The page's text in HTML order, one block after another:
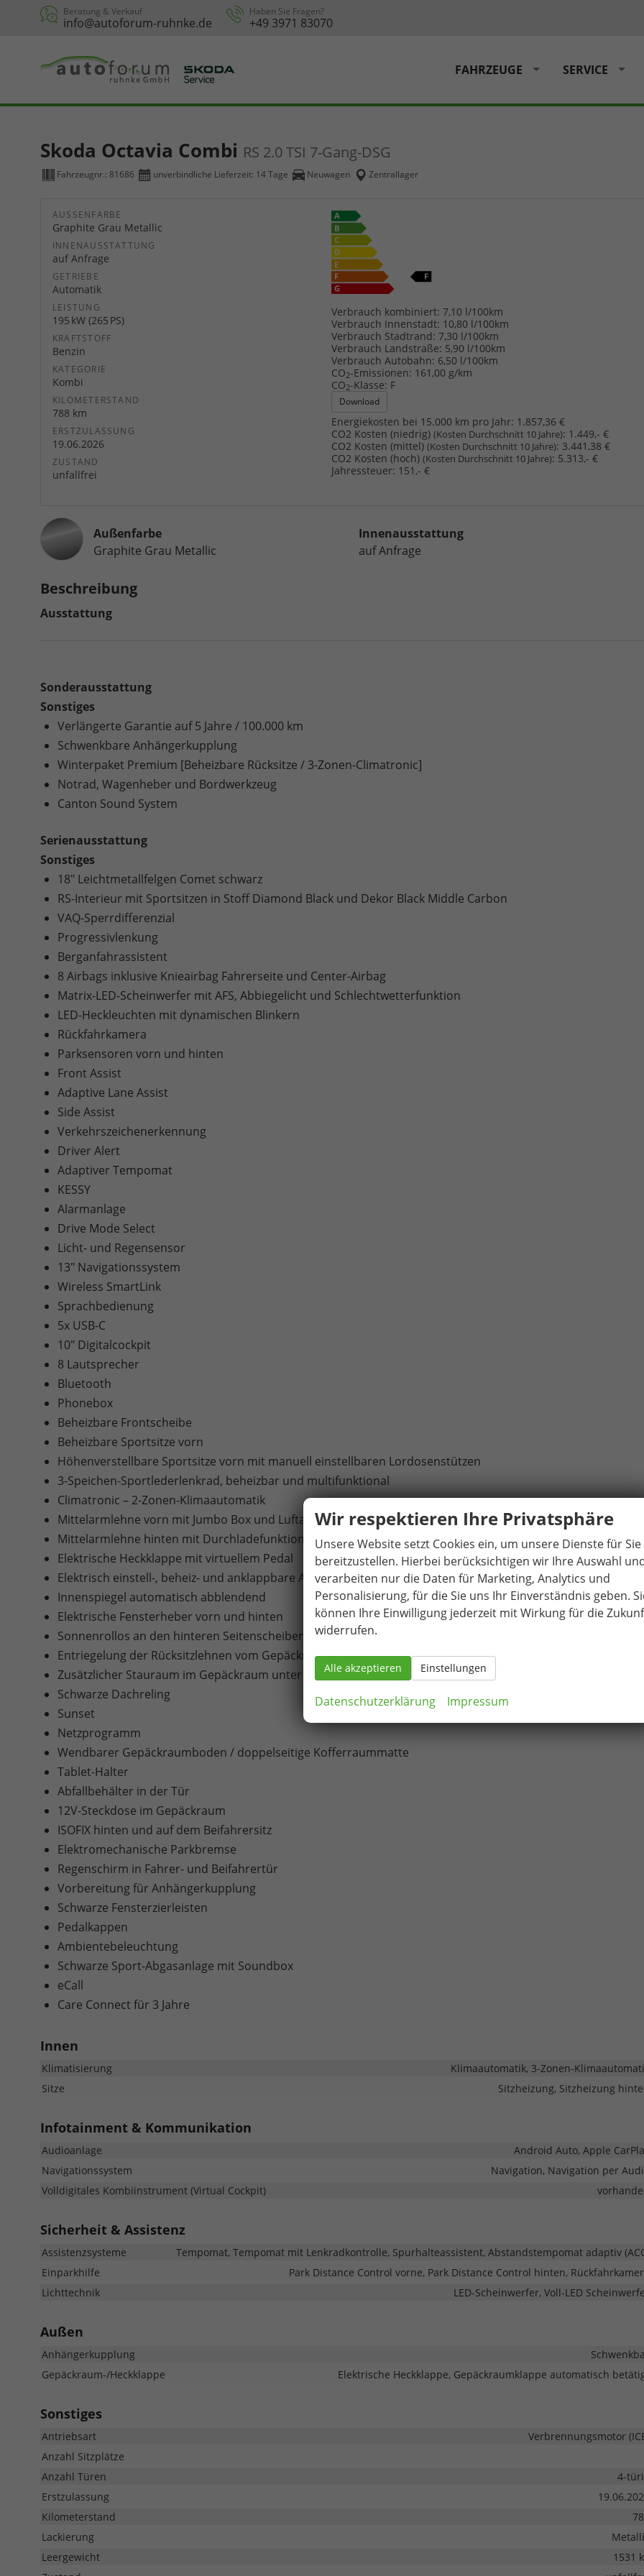
Beratung & Verkauf
info@autoforum-ruhnke.de
Haben Sie Fragen?
+49 3971 83070
FAHRZEUGE SERVICE
Skoda Octavia Combi RS 2.0 TSI 7-Gang-DSG
Fahrzeugnr.: 81686 unverbindliche Lieferzeit: 14 Tage Neuwagen Zentrallager
AUSSENFARBE
Graphite Grau Metallic
INNENAUSSTATTUNG
auf Anfrage
GETRIEBE
Automatik
LEISTUNG
195 kW (265 PS)
KRAFTSTOFF
Benzin
KATEGORIE
Kombi
KILOMETERSTAND
788 km
ERSTZULASSUNG
19.06.2026
ZUSTAND
unfallfrei
Verbrauch kombiniert: 7,10 l/100km
Verbrauch Innenstadt: 10,80 l/100km
Verbrauch Stadtrand: 7,30 l/100km
Verbrauch Landstraße: 5,90 l/100km
Verbrauch Autobahn: 6,50 l/100km
CO2-Emissionen: 161,00 g/km
CO2-Klasse: F
Download
Energiekosten bei 15.000 km pro Jahr: 1.857,36 €
CO2 Kosten (niedrig) (Kosten Durchschnitt 10 Jahre): 1.449,- €
CO2 Kosten (mittel) (Kosten Durchschnitt 10 Jahre): 3.441,38 €
CO2 Kosten (hoch) (Kosten Durchschnitt 10 Jahre): 5.313,- €
Jahressteuer: 151,- €
Außenfarbe
Graphite Grau Metallic
Innenausstattung
auf Anfrage
Beschreibung
Ausstattung
Sonderausstattung
Sonstiges
Verlängerte Garantie auf 5 Jahre / 100.000 km
Schwenkbare Anhängerkupplung
Winterpaket Premium [Beheizbare Rücksitze / 3-Zonen-Climatronic]
Notrad, Wagenheber und Bordwerkzeug
Canton Sound System
Serienausstattung
Sonstiges
18" Leichtmetallfelgen Comet schwarz
RS-Interieur mit Sportsitzen in Stoff Diamond Black und Dekor Black Middle Carbon
VAQ-Sperrdifferenzial
Progressivlenkung
Berganfahrassistent
8 Airbags inklusive Knieairbag Fahrerseite und Center-Airbag
Matrix-LED-Scheinwerfer mit AFS, Abbiegelicht und Schlechtwetterfunktion
LED-Heckleuchten mit dynamischen Blinkern
Rückfahrkamera
Parksensoren vorn und hinten
Front Assist
Adaptive Lane Assist
Side Assist
Verkehrszeichenerkennung
Driver Alert
Adaptiver Tempomat
KESSY
Alarmanlage
Drive Mode Select
Licht- und Regensensor
13" Navigationssystem
Wireless SmartLink
Sprachbedienung
5x USB-C
10" Digitalcockpit
8 Lautsprecher
Bluetooth
Phonebox
Beheizbare Frontscheibe
Beheizbare Sportsitze vorn
Höhenverstellbare Sportsitze vorn mit manuell einstellbaren Lordosenstützen
3-Speichen-Sportlederlenkrad, beheizbar und multifunktional
Climatronic – 2-Zonen-Klimaautomatik
Mittelarmlehne vorn mit Jumbo Box und Luftausströmern im Fond
Mittelarmlehne hinten mit Durchladefunktion
Elektrische Heckklappe mit virtuellem Pedal
Elektrisch einstell-, beheiz- und anklappbare Außenspiegel mit automatisch abblendendem Fahrerspiegel
Innenspiegel automatisch abblendend
Elektrische Fensterheber vorn und hinten
Sonnenrollos an den hinteren Seitenscheiben
Entriegelung der Rücksitzlehnen vom Gepäckraum
Zusätzlicher Stauraum im Gepäckraum unter der Abdeckung
Schwarze Dachreling
Sunset
Netzprogramm
Wendbarer Gepäckraumboden / doppelseitige Kofferraummatte
Tablet-Halter
Abfallbehälter in der Tür
12V-Steckdose im Gepäckraum
ISOFIX hinten und auf dem Beifahrersitz
Elektromechanische Parkbremse
Regenschirm in Fahrer- und Beifahrertür
Vorbereitung für Anhängerkupplung
Schwarze Fensterzierleisten
Pedalkappen
Ambientebeleuchtung
Schwarze Sport-Abgasanlage mit Soundbox
eCall
Care Connect für 3 Jahre
Innen
Klimatisierung
Klimaautomatik, 3-Zonen-
Sitze
Sitzheizung, Sitzheizung
Infotainment & Kommunikation
Audioanlage
Android Auto, Apple
Navigationssystem
Navigation, Navigation per
Volldigitales Kombiinstrument (Virtual Cockpit)
Sicherheit & Assistenz
Assistenzsysteme
Tempomat, Tempomat mit Lenkradkontrolle, Spurhalteassistent, Abstandstempomat adaptiv
Einparkhilfe
Park Distance Control vorne, Park Distance Control hinten,
Lichttechnik
LED-Scheinwerfer, Voll-LED
Außen
Anhängerkupplung
Gepäckraum-/Heckklappe
Elektrische Heckklappe, Gepäckraumklappe automatisch
Sonstiges
Antriebsart
Verbrennungsmotor
Anzahl Sitzplätze
Anzahl Türen
4-
Erstzulassung
Kilometerstand
Lackierung
Leergewicht
1531
Wir respektieren Ihre Privatsphäre
Unsere Website setzt Cookies ein, um unsere Dienste für Sie
bereitzustellen. Hierbei berücksichtigen wir Ihre Auswahl
verarbeiten nur die Daten für Marketing, Analytics und
Personalisierung, für die Sie uns Ihr Einverständnis geben.
können Ihre Einwilligung jederzeit mit Wirkung für die
widerrufen.
Alle akzeptieren Einstellungen
Datenschutzerklärung Impressum